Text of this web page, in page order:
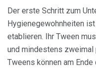
Der erste Schritt zum
Hygienegewohnheiten
etablieren. Ihr Tween
und mindestens zweimal
Tweens können am